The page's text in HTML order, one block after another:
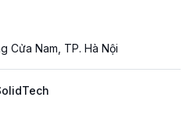
Cửa Nam, TP. Hà Nội